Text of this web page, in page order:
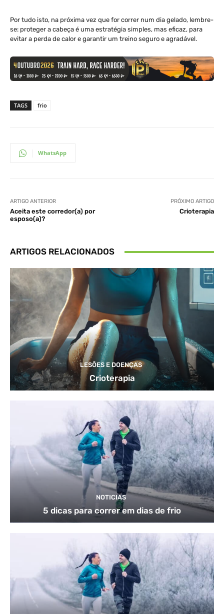
Por tudo isto, na próxima vez que for correr num dia gelado, lembre-
se: proteger a cabeça é uma estratégia simples, mas eficaz, para
evitar a perda de calor e garantir um treino seguro e agradável.
TAGS frio
WhatsApp
ARTIGO ANTERIOR
Aceita este corredor(a) por
esposo(a)?
PRÓXIMO ARTIGO
Crioterapia
ARTIGOS RELACIONADOS
LESÕES E DOENÇAS
Crioterapia
NOTICIAS
5 dicas para correr em dias de frio